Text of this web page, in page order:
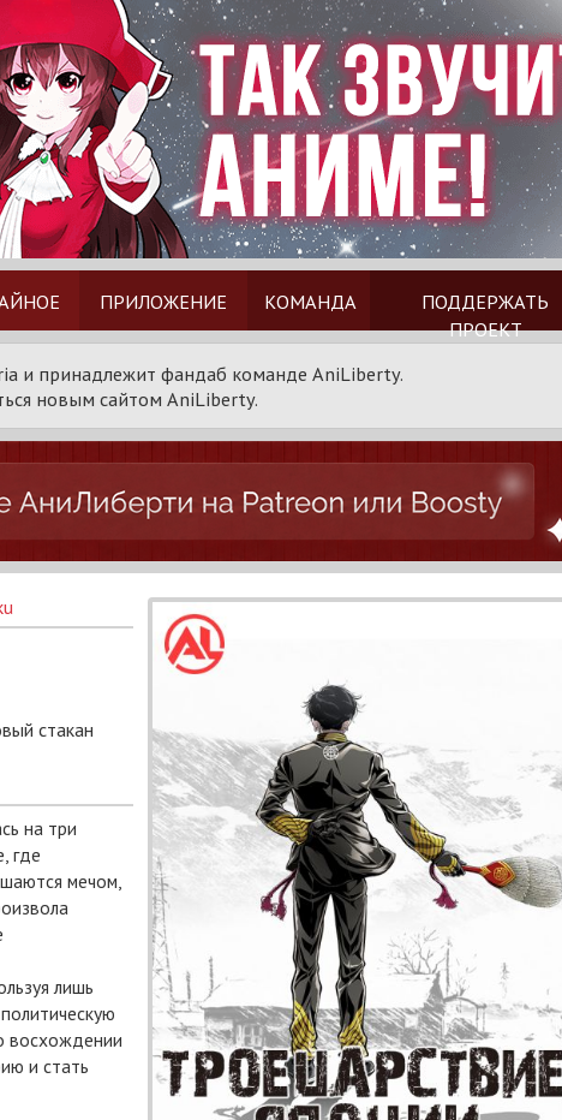
ПРИЛОЖЕНИЕ КОМАНДА
ПОДДЕРЖАТЬ
ПРОЕКТ
и принадлежит фандаб команде AniLiberty.
новым сайтом AniLiberty.
стакан
на три
где
мечом,
лишь
восхождении
и стать